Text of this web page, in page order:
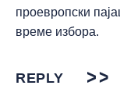
проевропски
време избора.
REPLY